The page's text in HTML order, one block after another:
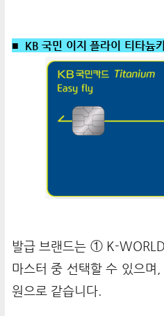
■ KB 국민 이지 플라이 티타늄
발급 브랜드는 ① K-
마스터 중 선택할 수 있으며
원으로 같습니다.